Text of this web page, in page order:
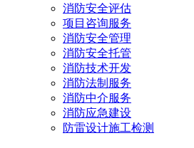
消防安全评估
项目咨询服务
消防安全管理
消防安全托管
消防技术开发
消防法制服务
消防中介服务
消防应急建设
防雷设计施工检测